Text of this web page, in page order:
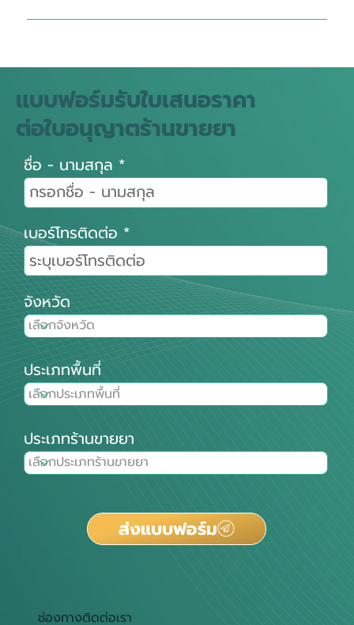
ค่าบริการดังกล่าวรวมค่าธรรมเนียมที่ต้อง
แล้ว โดยผู้ประกอบการไม่ต้องชำระค่า
แบบฟอร์มรับใบเสนอราคา
ต่อใบอนุญาตร้านขายยา
ชื่อ - นามสกุล
เบอร์โทรติดต่อ
จังหวัด
ประเภทพื้นที่
ประเภทร้านขายยา
ส่งแบบฟอร์ม
ช่องทางติดต่อเรา